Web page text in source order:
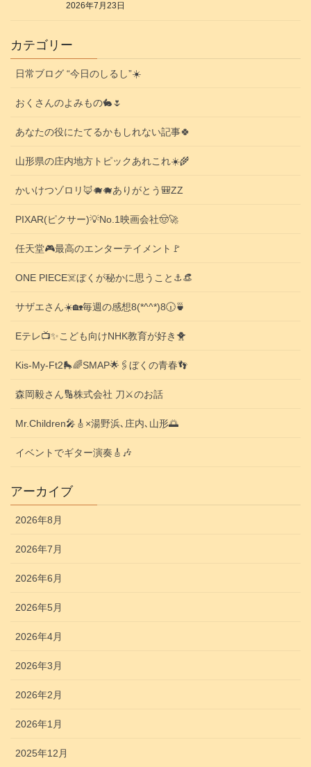
2026年7月23日
カテゴリー
日常ブログ “今日のしるし”☀️
おくさんのよみもの🐇🌷
あなたの役にたてるかもしれない記事🍀
山形県の庄内地方トピックあれこれ☀️🌾
かいけつゾロリ🦊🐗🐗ありがとう🎒ZZ
PIXAR(ピクサー)💡No.1映画会社🤠🚀
任天堂🎮️最高のエンターテイメント🚩
ONE PIECE☠️ぼくが秘かに思うこと⚓️👒
サザエさん☀️🏡毎週の感想8(*^^*)8🕡️🍵
Eテレ📺️✨こども向けNHK教育が好き🐥
Kis-My-Ft2🛼🌈SMAP🌟🖇️ぼくの青春👣
森岡毅さん🔢株式会社 刀⚔️のお話
Mr.Children🎤🎸×湯野浜､庄内､山形🌅
イベントでギター演奏🎸🎶
アーカイブ
2026年8月
2026年7月
2026年6月
2026年5月
2026年4月
2026年3月
2026年2月
2026年1月
2025年12月